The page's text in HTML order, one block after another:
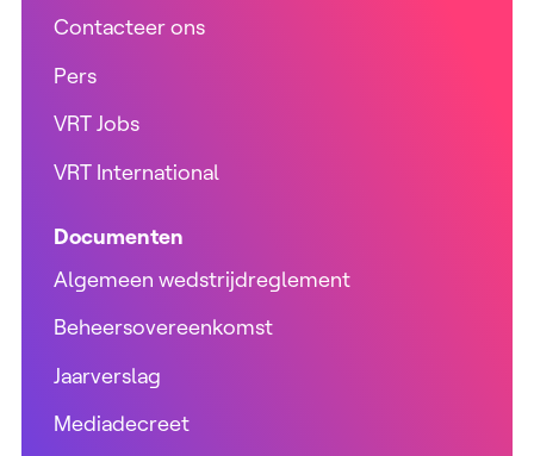
Contacteer ons
Pers
VRT Jobs
VRT International
Documenten
Algemeen wedstrijdreglement
Beheersovereenkomst
Jaarverslag
Mediadecreet